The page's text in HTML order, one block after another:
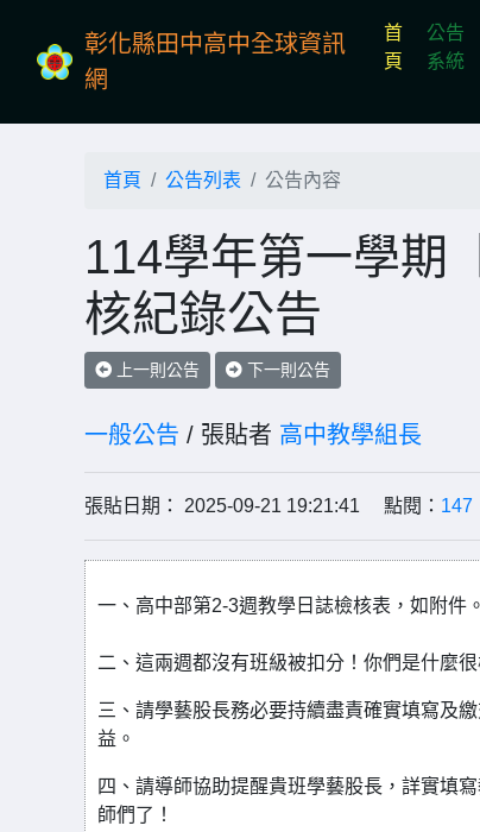
彰化縣田中高中全球資訊
網
首
頁 (current)
公告
系統
首頁 公告列表 公告內容
114學年第一學期
核紀錄公告
上一則公告 下一則公告
一般公告 / 張貼者 高中教學組長
張貼日期： 2025-09-21 19:21:41 點閱： 147
一、高中部第2-3週教學日誌檢核表，如附件。
二、這兩週都沒有班級被扣分！你們是什麼
三、請學藝股長務必要持續盡責確實填寫及
益。
四、請導師協助提醒貴班學藝股長，詳實填
師們了！